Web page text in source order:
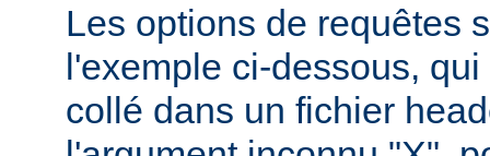
Les options de requêtes
l'exemple ci-dessous,
collé dans un fichier